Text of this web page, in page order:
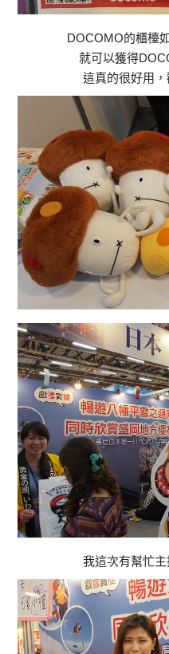
DOCOMO的櫃檯
就可以獲得
這真的很好用，
我這次有幫忙